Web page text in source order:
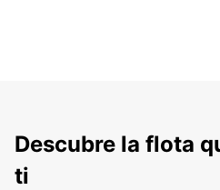
Descubre la flota
ti